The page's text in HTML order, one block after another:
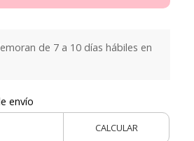
de 7 a 10 días hábiles en
envío
CALCULAR